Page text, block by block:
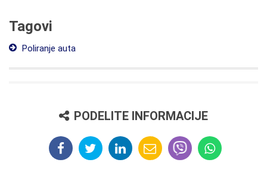
Tagovi
Poliranje auta
PODELITE INFORMACIJE